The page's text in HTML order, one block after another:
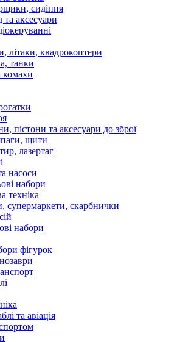
сидіння
аксесуари
літаки, квадрокоптери
танки
комахи
пістони та аксесуари до зброї
щити
лазертаг
насоси
набори
техніка
супермаркети, скарбнички
набори
фігурок
та авіація